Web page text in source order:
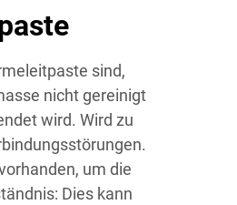
sind,
nicht gereinigt
wird. Wird zu
um die
Dies kann